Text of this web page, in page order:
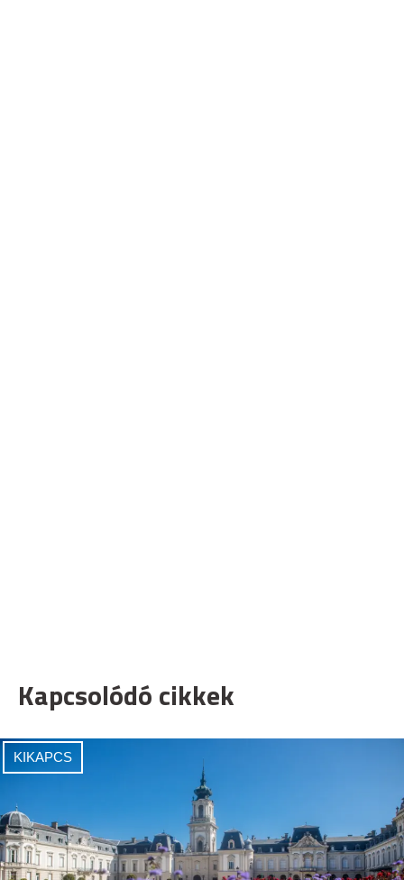
Kapcsolódó cikkek
KIKAPCS